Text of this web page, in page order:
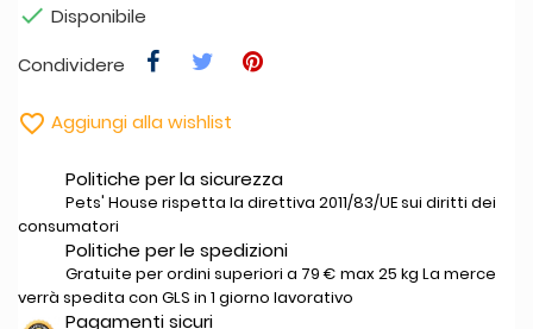
 Disponibile
Condividere
 Aggiungi alla wishlist
Politiche per la sicurezza
Pets' House rispetta la direttiva 2011/83/UE sui diritti dei
consumatori
Politiche per le spedizioni
Gratuite per ordini superiori a 79 € max 25 kg La merce
verrà spedita con GLS in 1 giorno lavorativo
Pagamenti sicuri